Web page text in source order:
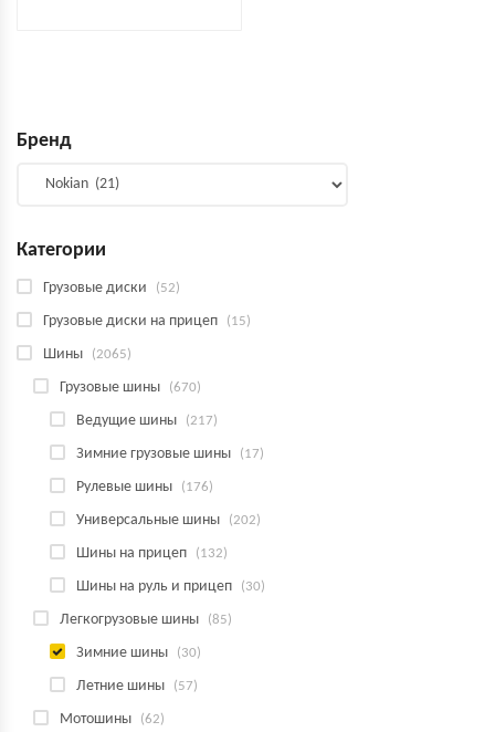
Бренд
Категории
Грузовые диски (52)
Грузовые диски на прицеп (15)
Шины (2065)
Грузовые шины (670)
Ведущие шины (217)
Зимние грузовые шины (17)
Рулевые шины (176)
Универсальные шины (202)
Шины на прицеп (132)
Шины на руль и прицеп (30)
Легкогрузовые шины (85)
Зимние шины (30)
Летние шины (57)
Мотошины (62)